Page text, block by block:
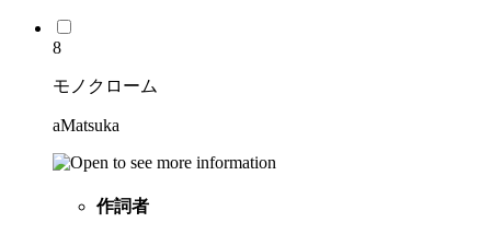
8
モノクローム
aMatsuka
作詞者